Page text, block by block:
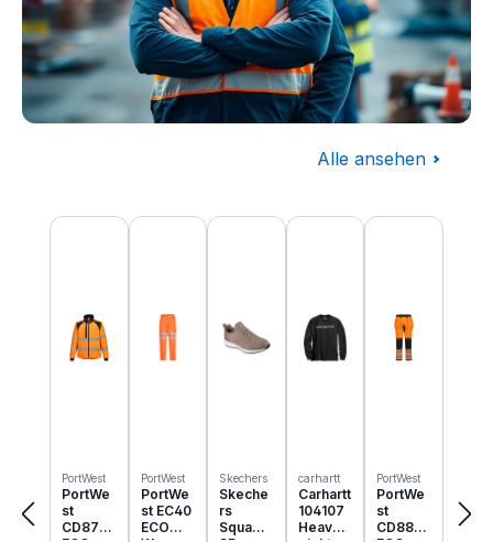
Alle ansehen
Produktgalerie überspringen
PortWest
PortWe
st
CD875
PortWest
PortWe
st EC40
ECO
Skechers
Skeche
rs
Squad
carhartt
Carhartt
104107
Heavyw
PortWest
PortWe
st
CD889